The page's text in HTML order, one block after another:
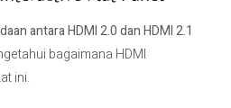
antara HDMI 2.0 dan HDMI 2.1
bagaimana HDMI
ini.